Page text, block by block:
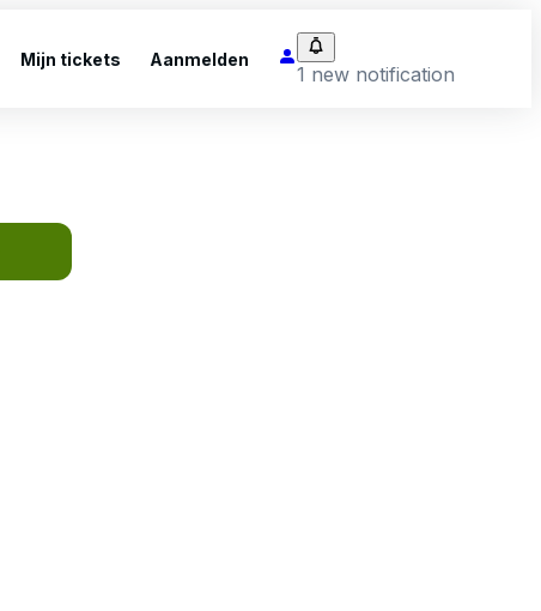
Mijn tickets Aanmelden
1 new notification